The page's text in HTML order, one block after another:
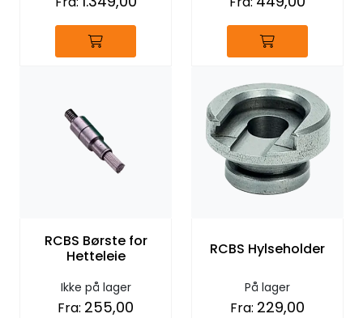
RCBS Børste for
Hetteleie
Ikke på lager
Fra: 255,00
RCBS Hylseholder
På lager
Fra: 229,00